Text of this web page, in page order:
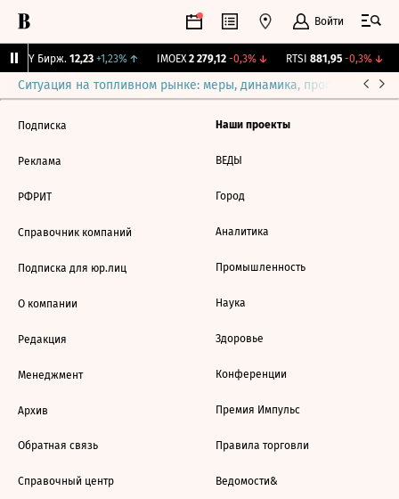
Войти
CNY Бирж. 12,23 +1,23%↑ IMOEX 2 279,12 -0,3%↓ RTSI 881,95 -0,3%↓
Ситуация на топливном рынке: меры, динамика, прогнозы
Подписка
Реклама
РФРИТ
Справочник компаний
Подписка для юр.лиц
О компании
Редакция
Менеджмент
Архив
Обратная связь
Справочный центр
Наши проекты
ВЕДЫ
Город
Аналитика
Промышленность
Наука
Здоровье
Конференции
Премия Импульс
Правила торговли
Ведомости&